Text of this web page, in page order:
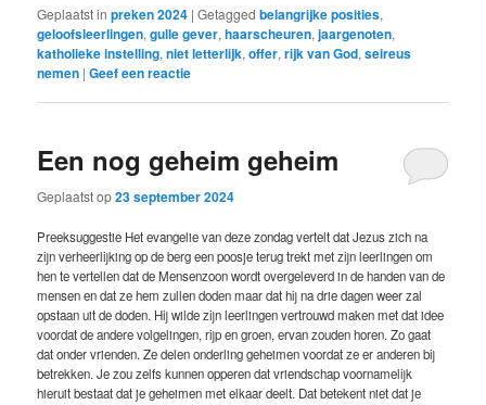
Geplaatst in preken 2024 |Getagged belangrijke posities,
geloofsleerlingen,gulle gever,haarscheuren,jaargenoten,
katholieke instelling,niet letterlijk,offer,rijk van God,seireus
nemen |Geef een reactie
Een nog geheim geheim
Geplaatst op23 september 2024
Preeksuggestie Het evangelie van deze zondag vertelt dat Jezus zich na
zijn verheerlijking op de berg een poosje terug trekt met zijn leerlingen om
hen te vertellen dat de Mensenzoon wordt overgeleverd in de handen van de
mensen en dat ze hem zullen doden maar dat hij na drie dagen weer zal
opstaan uit de doden. Hij wilde zijn leerlingen vertrouwd maken met dat idee
voordat de andere volgelingen, rijp en groen, ervan zouden horen. Zo gaat
dat onder vrienden. Ze delen onderling geheimen voordat ze er anderen bij
betrekken. Je zou zelfs kunnen opperen dat vriendschap voornamelijk
hieruit bestaat dat je geheimen met elkaar deelt. Dat betekent niet dat je